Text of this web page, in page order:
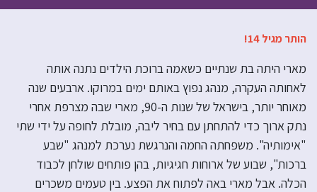
הותר מגיל 14!
מארי היתה בת שנתיים כשאמה ברוכת הילדים נתנה אותה
לאחותה העקרה, מנהג נפוץ באותם ימים במרוקו. ארבעים שנה
מאוחר יותר, בישראל של שנות ה-90, מארי שבה מצרפת אחרי
נתק ארוך כדי להתחתן עם בחיר ליבה, מובלת לחופה על ידי שתי
"אימותיה". משפחתה החמה והנרגשת נערכת למנהג "שבע
ברכות", שבוע של ארוחות חגיגיות, בהן פותחים שולחן לכבוד
הכלה. אבל מארי באה לפתוח את הפצע. בין טעמים משכרים